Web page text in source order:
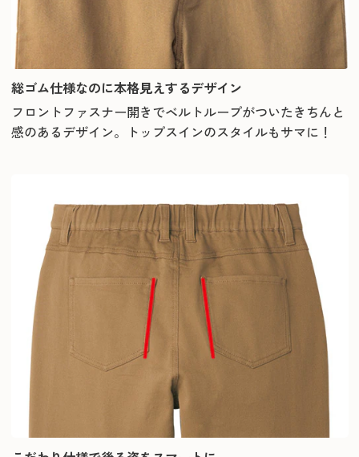
総ゴム仕様なのに本格見えするデザイン
フロントファスナー開きでベルトループがついたきちんと
感のあるデザイン。トップスインのスタイルもサマに！